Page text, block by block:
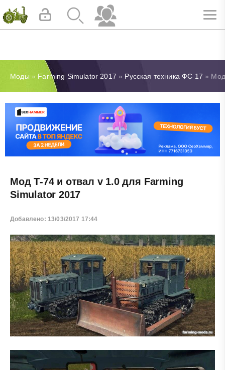
Моды » Farming Simulator 2017 » Русская техника ФС 17 »
Мод Т-74 и отвал v 1.0 для Farming
Simulator 2017
Добавлено: 13/03/2017 17:44